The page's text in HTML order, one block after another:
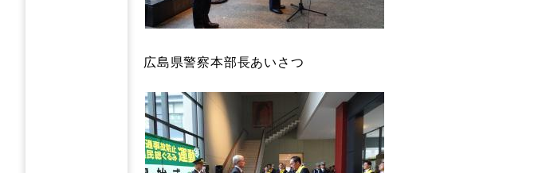
広島県警察本部長あいさつ